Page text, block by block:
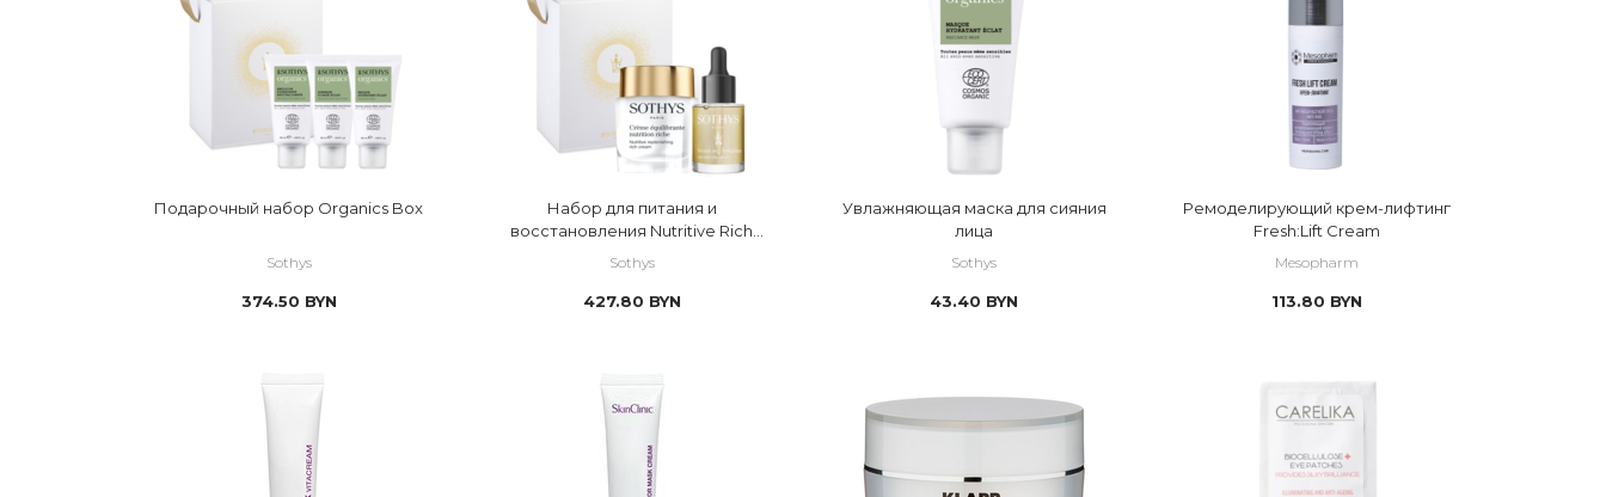
растительные экстракты
серебро
стволовые клетки
эластин тусклый цвет
Подарочный набор Organics Box
Sothys
374.50 BYN
Набор для питания и
восстановления Nutritive Rich
Sothys
427.80 BYN
Увлажняющая маска для сияния
лица
Sothys
43.40 BYN
Ремоделирующий крем-лифтинг
Fresh:Lift Cream
Mesopharm
113.80 BYN